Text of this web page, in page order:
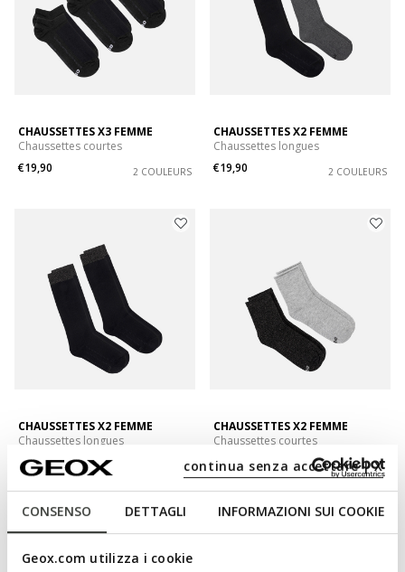
CONSENSO DETTAGLI INFORMAZIONI SUI COOKIE
Geox.com utilizza i cookie
continua senza accettare | X
CHAUSSETTES X3 FEMME
Chaussettes courtes
€19,90
2 COULEURS
CHAUSSETTES X2 FEMME
Chaussettes longues
€19,90
2 COULEURS
CHAUSSETTES X2 FEMME
Chaussettes longues
€19,90
2 COULEURS
CHAUSSETTES X2 FEMME
Chaussettes courtes
€19,90
4 COULEURS